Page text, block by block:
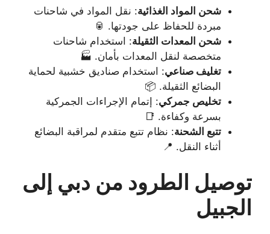
شحن المواد الغذائية: نقل المواد في شاحنات
مبردة للحفاظ على جودتها. 🥫
شحن المعدات الثقيلة: استخدام شاحنات
متخصصة لنقل المعدات بأمان. 🏭
تغليف صناعي: استخدام صناديق خشبية لحماية
البضائع الثقيلة. 📦
تخليص جمركي: إتمام الإجراءات الجمركية
بسرعة وكفاءة. 📑
تتبع الشحنة: نظام تتبع متقدم لمراقبة البضائع
أثناء النقل. 📍
توصيل الطرود من دبي إلى
الجبيل